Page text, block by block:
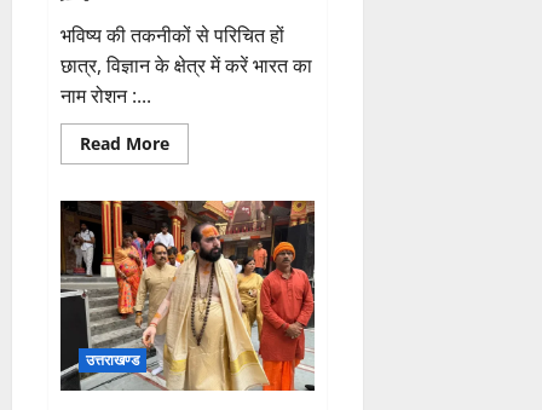
भविष्य की तकनीकों से परिचित हों
छात्र, विज्ञान के क्षेत्र में करें भारत का
नाम रोशन :...
Read MoreRead
more
की
तकनीकों
से
परिचित
हों
छात्र,
विज्ञान
के
क्षेत्र
में
करें
भारत
उत्तराखण्ड